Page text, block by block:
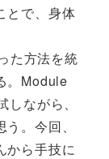
とで、身体
た方法を統
。Module
ながら、
。今回、
から手技に